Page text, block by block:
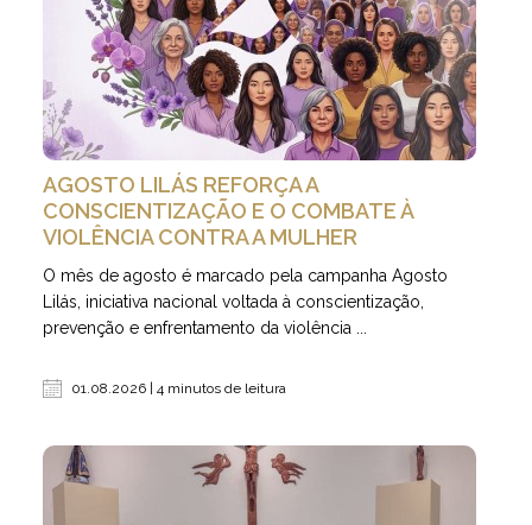
AGOSTO LILÁS REFORÇA A
CONSCIENTIZAÇÃO E O COMBATE À
VIOLÊNCIA CONTRA A MULHER
O mês de agosto é marcado pela campanha Agosto
Lilás, iniciativa nacional voltada à conscientização,
prevenção e enfrentamento da violência ...
01.08.2026 | 4 minutos de leitura